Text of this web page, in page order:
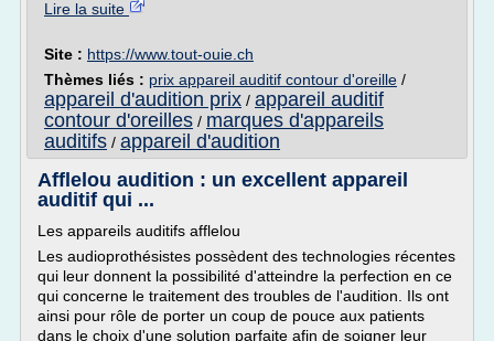
Lire la suite
Site : https://www.tout-ouie.ch
Thèmes liés : prix appareil auditif contour d'oreille /
appareil d'audition prix / appareil auditif
contour d'oreilles / marques d'appareils
auditifs / appareil d'audition
Afflelou audition : un excellent appareil
auditif qui ...
Les appareils auditifs afflelou
Les audioprothésistes possèdent des technologies récentes
qui leur donnent la possibilité d'atteindre la perfection en ce
qui concerne le traitement des troubles de l'audition. Ils ont
ainsi pour rôle de porter un coup de pouce aux patients
dans le choix d'une solution parfaite afin de soigner leur